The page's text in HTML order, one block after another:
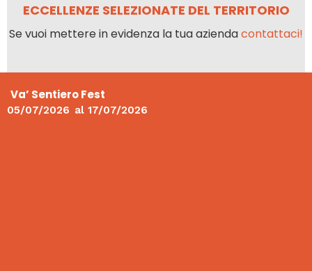
ECCELLENZE SELEZIONATE DEL TERRITORIO
Se vuoi mettere in evidenza la tua aziendacontattaci!
Va’ Sentiero Fest
05/07/2026 al 17/07/2026